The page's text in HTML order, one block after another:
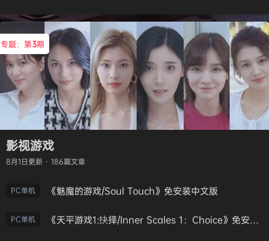
专题：第3期
影视游戏
8月1日更新 · 186篇文章
PC单机 《魅魔的游戏/Soul Touch》免安装中文版
PC单机 《天平游戏1:抉择/Inner Scales 1：Choice》免安装中文版